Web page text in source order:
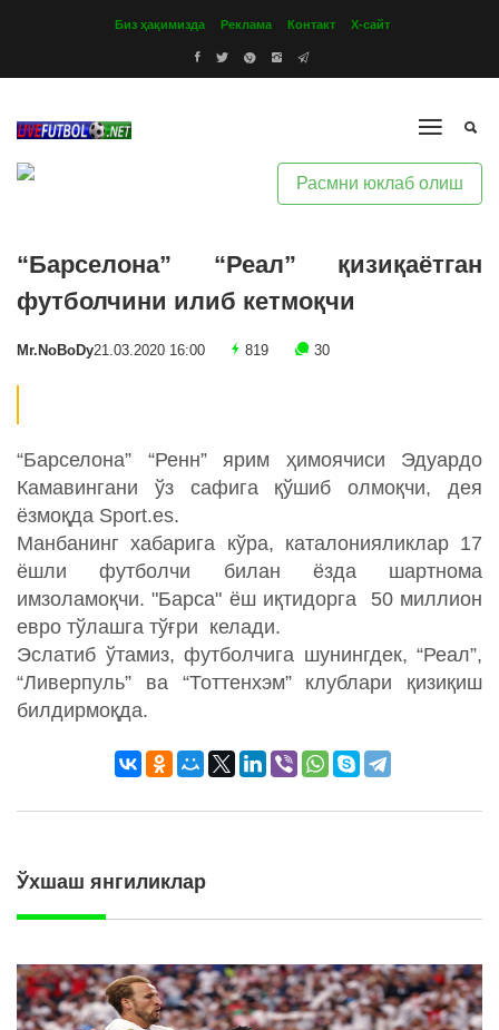
Биз ҳақимизда Реклама Контакт Х-сайт
Расмни юклаб олиш
“Барселона” “Реал” қизиқаётган
футболчини илиб кетмоқчи
Mr.NoBoDy21.03.2020 16:00 819 30
“Барселона” “Ренн” ярим ҳимоячиси Эдуардо
Камавингани ўз сафига қўшиб олмоқчи, дея
ёзмоқда Sport.es.
Манбанинг хабарига кўра, каталонияликлар 17
ёшли футболчи билан ёзда шартнома
имзоламоқчи. "Барса" ёш иқтидорга 50 миллион
евро тўлашга тўғри келади.
Эслатиб ўтамиз, футболчига шунингдек, “Реал”,
“Ливерпуль” ва “Тоттенхэм” клублари қизиқиш
билдирмоқда.
Ўхшаш янгиликлар